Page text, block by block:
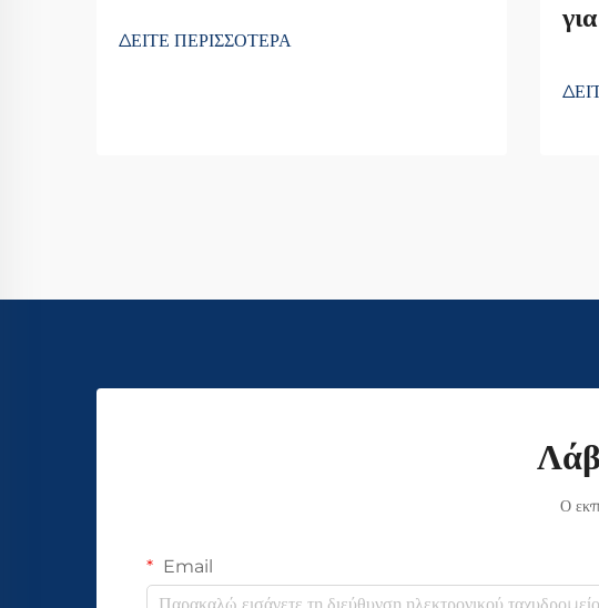
ΔΕΙΤΕ ΠΕΡΙΣΣΟΤΕΡΑ
Ο
Email